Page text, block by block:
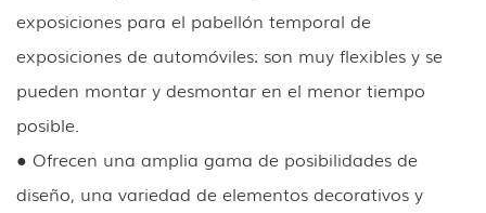
exposiciones para el pabellón temporal de
exposiciones de automóviles: son muy flexibles y se
pueden montar y desmontar en el menor tiempo
posible.
● Ofrecen una amplia gama de posibilidades de
diseño, una variedad de elementos decorativos y